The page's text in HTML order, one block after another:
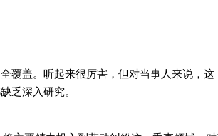
覆盖。听起来很厉害，但对当事人来说，这
乏深入研究。